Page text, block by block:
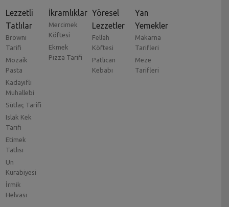
Lezzetli
Tatlılar
Browni
Tarifi
Mozaik
Pasta
Kadayıflı
Muhallebi
Sütlaç Tarifi
Islak Kek
Tarifi
Etimek
Tatlısı
Un
Kurabiyesi
İrmik
Helvası
İkramlıklar
Mercimek
Köftesi
Ekmek
Pizza Tarifi
Yöresel
Lezzetler
Fellah
Köftesi
Patlıcan
Kebabı
Yan
Yemekler
Makarna
Tarifleri
Meze
Tarifleri